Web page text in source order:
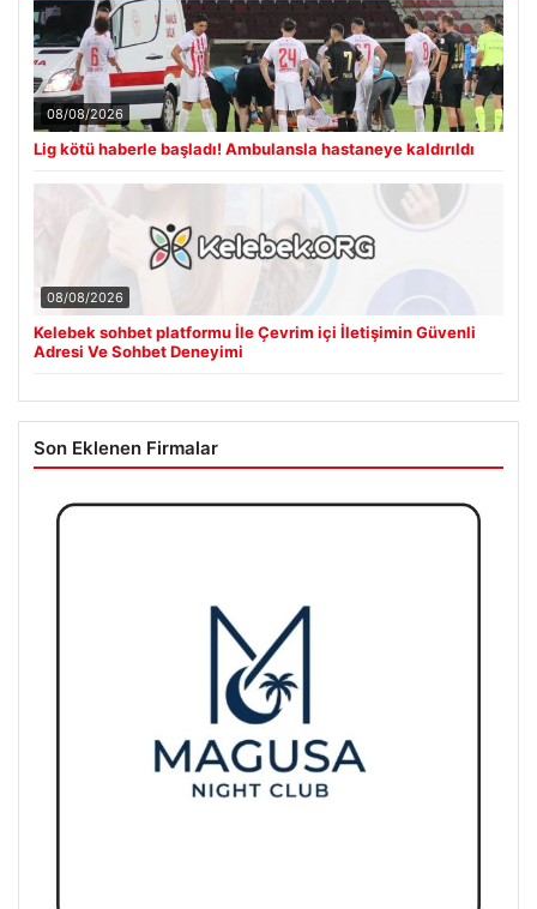
08/08/2026
Lig kötü haberle başladı! Ambulansla hastaneye kaldırıldı
08/08/2026
Kelebek sohbet platformu İle Çevrim içi İletişimin Güvenli
Adresi Ve Sohbet Deneyimi
Son Eklenen Firmalar